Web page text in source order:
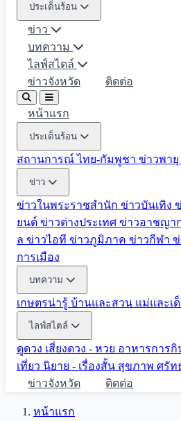
ประเด็นร้อน
ข่าว
บทความ
ไลฟ์สไตล์
ข่าวจังหวัด
ติดต่อ
หน้าแรก
ประเด็นร้อน
สถานการณ์ ไทย-กัมพูชา ข่าวพา
ข่าว
ข่าวในพระราชสำนัก ข่าวบันเทิง
ยนต์ ข่าวต่างประเทศ ข่าวอาชญา
ล ข่าวไอที ข่าวภูมิภาค ข่าวกีฬา
การเมือง
บทความ
เกษตรน่ารู้ บ้านและสวน แม่และเ
ไลฟ์สไตล์
ดูดวง เสี่ยงดวง - หวย อาหารการกิ
เที่ยว นิยาย - เรื่องสั้น สุขภาพ ศรัท
ข่าวจังหวัด
ติดต่อ
หน้าแรก